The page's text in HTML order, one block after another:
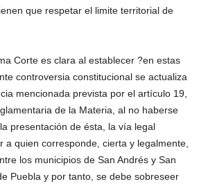
que respetar el limite territorial de
Corte es clara al establecer ?en estas
controversia constitucional se actualiza
mencionada prevista por el artículo 19,
de la Materia, al no haberse
presentación de ésta, la vía legal
a quien corresponde, cierta y legalmente,
los municipios de San Andrés y San
Puebla y por tanto, se debe sobreseer